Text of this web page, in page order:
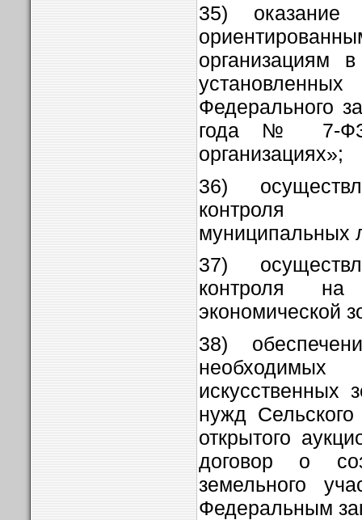
35) оказание
организациям
Федерального
года № 7-ФЗ
организациях»;
36)
контроля
муниципальных
37)
контроля на
экономической
38)
искусственных
нужд
открытого
договор о
земельного
Федеральным